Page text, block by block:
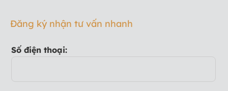
Đăng ký nhận tư vấn nhanh
Số điện thoại: